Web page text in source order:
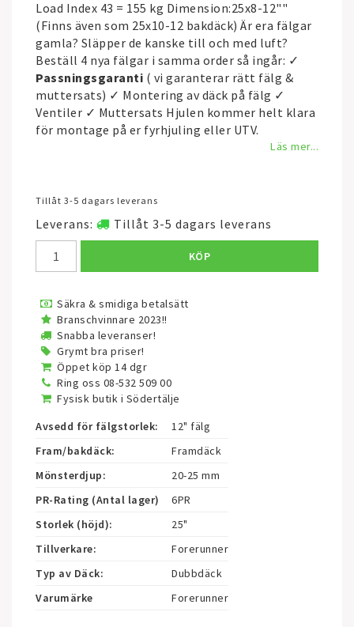
Load Index 43 = 155 kg Dimension:25x8-12""
(Finns även som 25x10-12 bakdäck) Är era fälgar
gamla? Släpper de kanske till och med luft?
Beställ 4 nya fälgar i samma order så ingår: ✓
Passningsgaranti ( vi garanterar rätt fälg &
muttersats) ✓ Montering av däck på fälg ✓
Ventiler ✓ Muttersats Hjulen kommer helt klara
för montage på er fyrhjuling eller UTV.
Läs mer...
Tillåt 3-5 dagars leverans
Leverans: Tillåt 3-5 dagars leverans
KÖP
Säkra & smidiga betalsätt
Branschvinnare 2023!!
Snabba leveranser!
Grymt bra priser!
Öppet köp 14 dgr
Ring oss 08-532 509 00
Fysisk butik i Södertälje
Avsedd för fälgstorlek:
12" fälg
Fram/bakdäck:
Framdäck
Mönsterdjup:
20-25 mm
PR-Rating (Antal lager)
6PR
Storlek (höjd):
25"
Tillverkare:
Forerunner
Typ av Däck:
Dubbdäck
Varumärke
Forerunner